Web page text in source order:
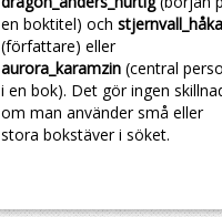
en boktitel) och
(författare) eller
aurora_karamzin (central
i en bok). Det gör ingen
om man använder små eller
stora bokstäver i söket.